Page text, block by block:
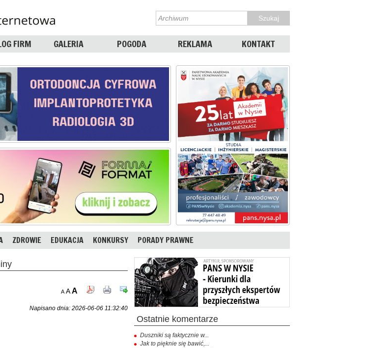
FIRM GALERIA POGODA REKLAMA KONTAKT
ZDROWIE EDUKACJA KONKURSY PORADY PRAWNE
A AA
Napisano dnia: 2026-06-06 11:32:40
ostatnie komentarze
Duszniki są faktycznie w...
Jak to pięknie się bawić,...